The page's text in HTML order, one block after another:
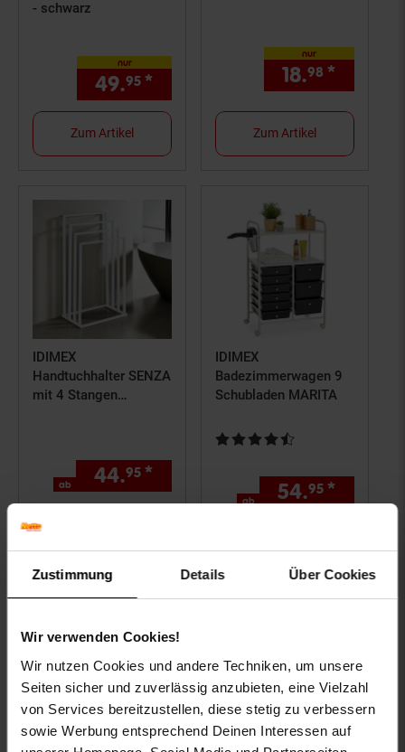
Zustimmung Details Über Cookies
Wir verwenden Cookies!
Wir nutzen Cookies und andere Techniken, um unsere
Seiten sicher und zuverlässig anzubieten, eine Vielzahl
von Services bereitzustellen, diese stetig zu verbessern
sowie Werbung entsprechend Deinen Interessen auf
- schwarz
nur
49.95 * € Sternchen
Zum Artikel
nur
18.98 *
Zum Artikel
IDIMEX
Handtuchhalter SENZA
mit 4 Stangen
ab 44.95 * € Sternchen
IDIMEX
Badezimmerwagen 9
Schubladen MARITA
Kundenbewertung: 4,67 von 5
ab 54.95 *